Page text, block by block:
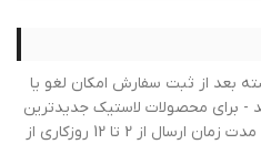
بعد از ثبت سفارش امکان لغو یا
- برای محصولات لاستیک جدیدترین
گل تولیدی شرکت ارسال می شود - مدت زمان ارسال از 2 تا 12 روزکاری از